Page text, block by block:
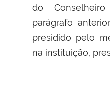
do
parágrafo
presidido pelo
na instituição,